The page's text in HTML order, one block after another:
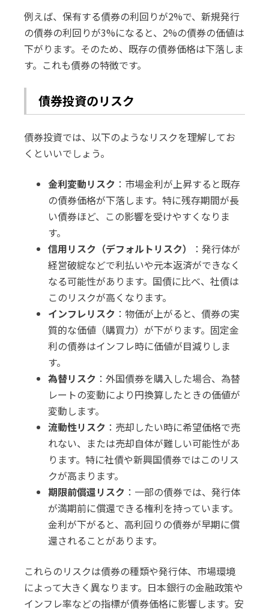
例えば、保有する債券の利回りが2%で、新規発行
の債券の利回りが3%になると、2%の債券の価値は
下がります。そのため、既存の債券価格は下落しま
す。これも債券の特徴です。
債券投資のリスク
債券投資では、以下のようなリスクを理解してお
くといいでしょう。
金利変動リスク ：市場金利が上昇すると既存
の債券価格が下落します。特に残存期間が長
い債券ほど、この影響を受けやすくなりま
す。
信用リスク（デフォルトリスク）
：発行体が
経営破綻などで利払いや元本返済ができなく
なる可能性があります。国債に比べ、社債は
このリスクが高くなります。
インフレリスク ：物価が上がると、債券の実
質的な価値（購買力）が下がります。固定金
利の債券はインフレ時に価値が目減りしま
す。
為替リスク ：外国債券を購入した場合、為替
レートの変動により円換算したときの価値が
変動します。
流動性リスク ：売却したい時に希望価格で売
れない、または売却自体が難しい可能性があ
ります。特に社債や新興国債券ではこのリス
クが高まります。
期限前償還リスク ：一部の債券では、発行体
が満期前に償還できる権利を持っています。
金利が下がると、高利回りの債券が早期に償
還されることがあります。
これらのリスクは債券の種類や発行体、市場環境
によって大きく異なります。日本銀行の金融政策や
インフレ率などの指標が債券価格に影響します。安